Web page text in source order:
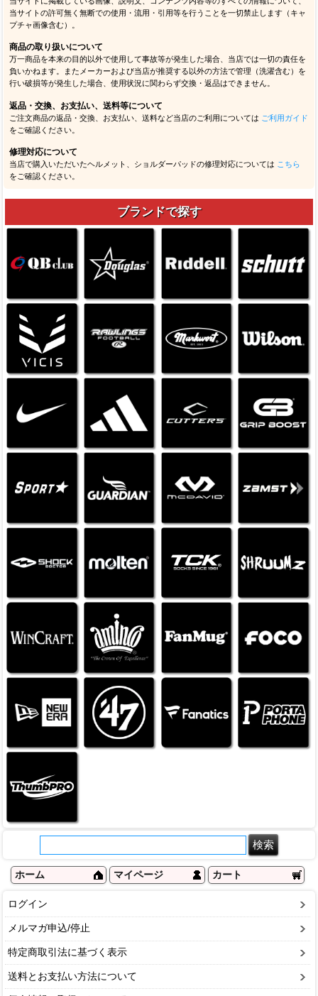
当サイトの許可無く無断での使用・流用・引用等を行うことを一切禁止します（キャ
プチャ画像含む）。
商品の取り扱いについて
万一商品を本来の目的以外で使用して事故等が発生した場合、当店では一切の責任を
負いかねます。またメーカーおよび当店が推奨する以外の方法で管理（洗濯含む）を
行い破損等が発生した場合、使用状況に関わらず交換・返品はできません。
返品・交換、お支払い、送料等について
ご注文商品の返品・交換、お支払い、送料など当店のご利用については ご利用ガイド
をご確認ください。
修理対応について
当店で購入いただいたヘルメット、ショルダーパッドの修理対応については こちら
をご確認ください。
ブランドで探す
ホーム マイページ カート
ログイン
メルマガ申込/停止
特定商取引法に基づく表示
送料とお支払い方法について